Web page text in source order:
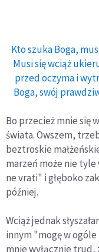
Kto szuka Boga,
Musi się wciąż
przed oczyma i
Boga, swój
Bo przecież mnie się
świata. Owszem,
beztroskie
marzeń może nie tyle
ne vrati" i głęboko
później.
Wciąż jednak
innym "mogę w
mnie wyłącznie trud,